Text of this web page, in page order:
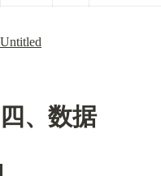
Untitled
四、数据